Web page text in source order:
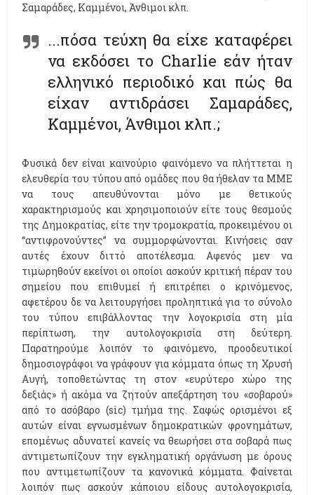
Σαμαράδες, Καμμένοι, Άνθιμοι κλπ.
...πόσα τεύχη θα είχε καταφέρει
να εκδόσει το Charlie εάν ήταν
ελληνικό περιοδικό και πώς θα
είχαν αντιδράσει Σαμαράδες,
Καμμένοι, Άνθιμοι κλπ.;
Φυσικά δεν είναι καινούριο φαινόμενο να πλήττεται η
ελευθερία του τύπου από ομάδες που θα ήθελαν τα ΜΜΕ
να τους απευθύνονται μόνο με θετικούς
χαρακτηρισμούς και χρησιμοποιούν είτε τους θεσμούς
της Δημοκρατίας, είτε την τρομοκρατία, προκειμένου οι
“αντιφρονούντες” να συμμορφώνονται. Κινήσεις σαν
αυτές έχουν διττό αποτέλεσμα. Αφενός μεν να
τιμωρηθούν εκείνοι οι οποίοι ασκούν κριτική πέραν του
σημείου που επιθυμεί ή επιτρέπει ο κρινόμενος,
αφετέρου δε να λειτουργήσει προληπτικά για το σύνολο
του τύπου επιβάλλοντας την λογοκρισία στη μία
περίπτωση, την αυτολογοκρισία στη δεύτερη.
Παρατηρούμε λοιπόν το φαινόμενο, προοδευτικοί
δημοσιογράφοι να γράφουν για κόμματα όπως τη Χρυσή
Αυγή, τοποθετώντας τη στον «ευρύτερο χώρο της
δεξιάς» ή ακόμα να ζητούν απεξάρτηση του «σοβαρού»
από το ασόβαρο (sic) τμήμα της. Σαφώς ορισμένοι εξ
αυτών είναι εγνωσμένων δημοκρατικών φρονημάτων,
επομένως αδυνατεί κανείς να θεωρήσει στα σοβαρά πως
αντιμετωπίζουν την εγκληματική οργάνωση με όρους
που αντιμετωπίζουν τα κανονικά κόμματα. Φαίνεται
λοιπόν πως ασκούν κάποιου είδους αυτολογοκρισία,